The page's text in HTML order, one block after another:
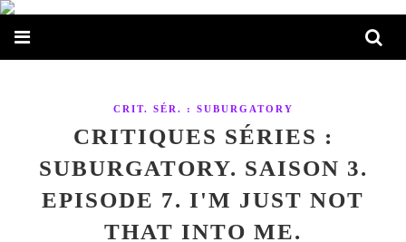
CRIT. SÉR. : SUBURGATORY
CRITIQUES SÉRIES :
SUBURGATORY. SAISON 3.
EPISODE 7. I'M JUST NOT
THAT INTO ME.